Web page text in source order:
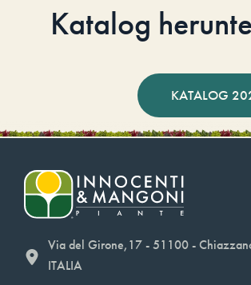
Katalog
KATALOG
Via del Girone,17 - 51100 -
ITALIA